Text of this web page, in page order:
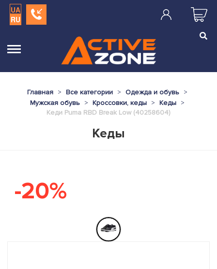
UA
RU
Главная Все категории
Одежда и обувь
Мужская обувь
Кроссовки, кеды
Кеды
Кеди Puma RBD Break Low (40258604)
Кеды
-20%